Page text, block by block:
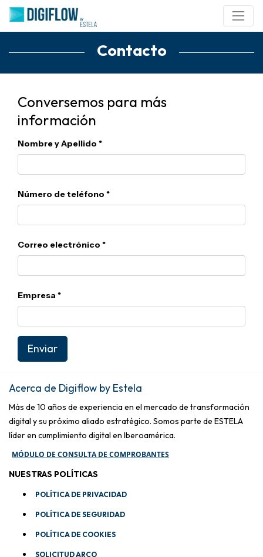
Contacto
Conversemos para más
información
Nombre y Apellido
Número de teléfono
Correo electrónico
Empresa
Enviar
Acerca de Digiflow by Estela
Más de 10 años de experiencia en el mercado de transformación
digital y su próximo aliado estratégico. Somos parte de ESTELA
líder en cumplimiento digital en Iberoamérica.
MÓDULO DE CONSULTA DE COMPROBANTES
NUESTRAS POLÍTICAS
POLÍTICA DE PRIVACIDAD
POLÍTICA DE SEGURIDAD
POLÍTICA DE COOKIES
SOLICITUD ARCO